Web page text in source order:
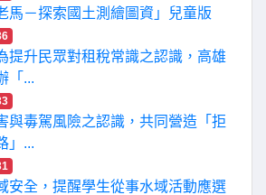
馬－探索國土測繪圖資」兒童版
提升民眾對租稅常識之認識，高雄
「...
與毒駕風險之認識，共同營造「拒
」...
安全，提醒學生從事水域活動應選